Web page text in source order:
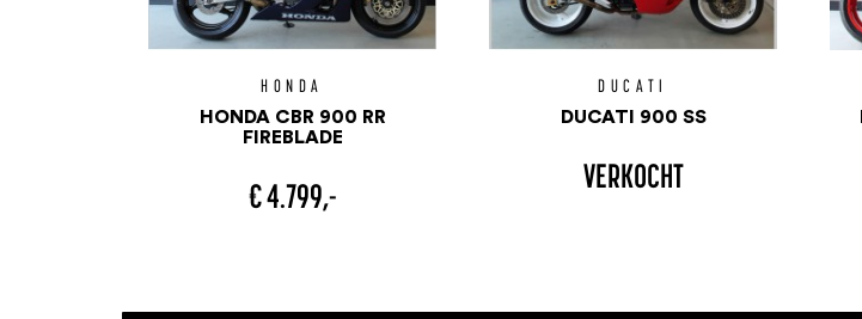
HONDA
HONDA CBR 900 RR
FIREBLADE
€ 4.799,-
DUCATI
DUCATI 900 SS
VERKOCHT